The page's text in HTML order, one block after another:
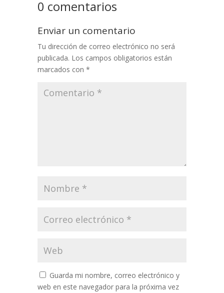
0 comentarios
Enviar un comentario
Tu dirección de correo electrónico no será
publicada. Los campos obligatorios están
marcados con *
Guarda mi nombre, correo electrónico y
web en este navegador para la próxima vez